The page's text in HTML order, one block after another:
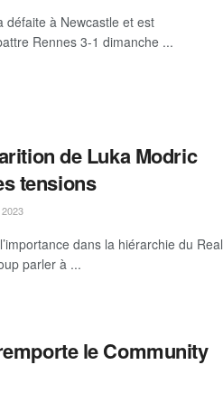
défaite à Newcastle et est
Rennes 3-1 dimanche ...
de Luka Modric
tensions
dans la hiérarchie du Real
parler à ...
le Community